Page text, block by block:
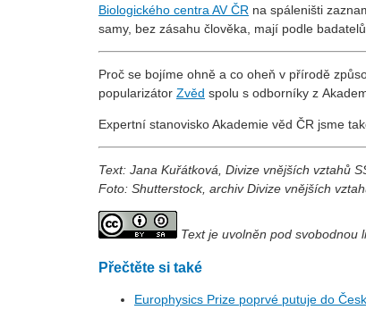
Biologického centra AV ČR na spáleništi
samy, bez zásahu člověka, mají podle
Proč se bojíme ohně a co oheň v přírodě
popularizátor Zvěd spolu s odborníky z
Expertní stanovisko Akademie věd ČR jsme
Text: Jana Kuřátková, Divize vnějších vztahů
Foto: Shutterstock, archiv Divize vnějších
Text je uvolněn pod svobodnou
Přečtěte si také
Europhysics Prize poprvé putuje do